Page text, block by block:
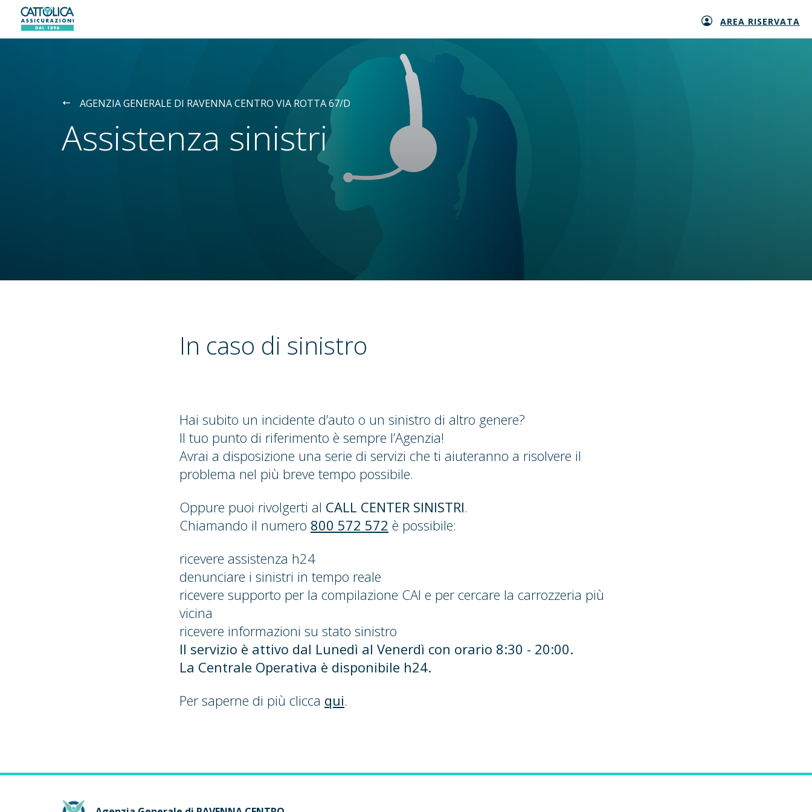
Generali logo AREA RISERVATA
AGENZIA GENERALE DI RAVENNA CENTRO VIA ROTTA 67/D
Assistenza sinistri
In caso di sinistro
Hai subito un incidente d’auto o un sinistro di altro genere?
Il tuo punto di riferimento è sempre l’Agenzia!
Avrai a disposizione una serie di servizi che ti aiuteranno a risolvere il
problema nel più breve tempo possibile.
Oppure puoi rivolgerti al CALL CENTER SINISTRI.
Chiamando il numero 800 572 572 è possibile:
ricevere assistenza h24
denunciare i sinistri in tempo reale
ricevere supporto per la compilazione CAI e per cercare la carrozzeria più
vicina
ricevere informazioni su stato sinistro
Il servizio è attivo dal Lunedì al Venerdì con orario 8:30 - 20:00.
La Centrale Operativa è disponibile h24.
Per saperne di più clicca qui.